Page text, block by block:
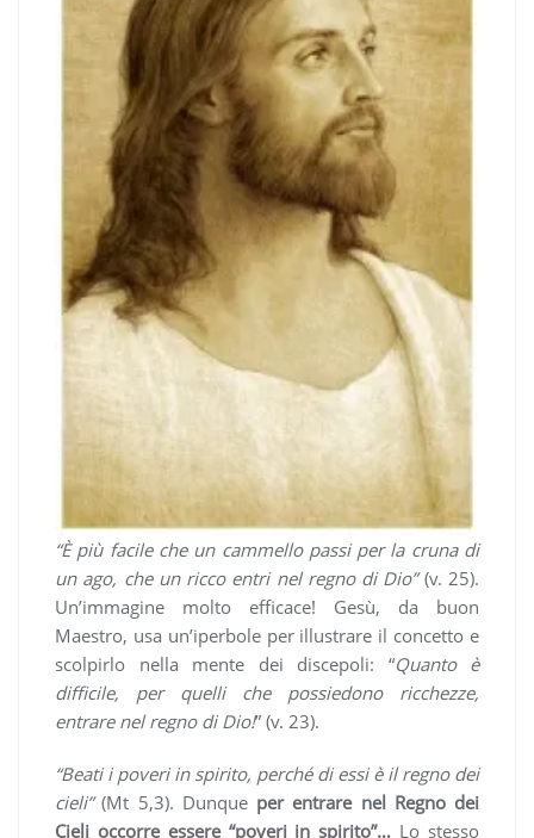
“È più facile che un cammello passi per la cruna di
un ago, che un ricco entri nel regno di Dio”(v. 25).
Un’immagine molto efficace! Gesù, da buon
Maestro, usa un’iperbole per illustrare il concetto e
scolpirlo nella mente dei discepoli: “Quanto è
difficile, per quelli che possiedono ricchezze,
entrare nel regno di Dio!” (v. 23).
“Beati i poveri in spirito, perché di essi è il regno dei
cieli”(Mt 5,3). Dunque per entrare nel Regno dei
Cieli occorre essere “poveri in spirito”… Lo stesso